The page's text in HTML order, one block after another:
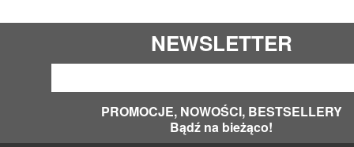
NEWSLETTER
PROMOCJE, NOWOŚCI, BESTSELLERY
Bądź na bieżąco!